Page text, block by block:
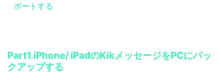
ポートする
Part1.iPhone/ iPadのKikメッセージをPCにバッ
クアップする